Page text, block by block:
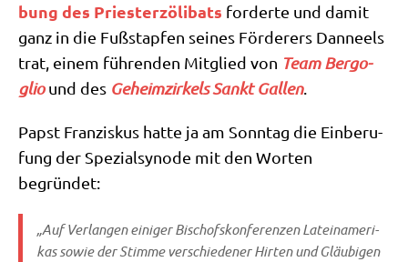
bung des Prie­ster­zö­li­bats for­der­te und damit
ganz in die Fuß­stap­fen sei­nes För­de­rers Dan­neels
trat, einem füh­ren­den Mit­glied von Team Berg­o­
gliound des Geheim­zir­kels Sankt Gal­len.
Papst Fran­zis­kus hat­te ja am Sonn­tag die Ein­be­ru­
fung der Spe­zi­al­syn­ode mit den Wor­ten
begründet:
„Auf Ver­lan­gen eini­ger Bischofs­kon­fe­ren­zen Latein­ame­ri­
kas sowie der Stim­me ver­schie­de­ner Hir­ten und Gläu­bi­gen